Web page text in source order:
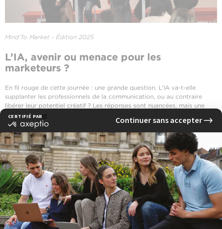
Mind'To Market - Édition 2025
L’IA, avenir ou menace pour les
marketeurs ?
En fil rouge de cette journée : une grande question. L’IA va-t-elle
supplanter les professionnels de la communication, ou au contraire
libérer leur potentiel créatif ? Les réponses sont nuancées, mais une
chose est sûre :
communicants s’y préparent dès aujourd’hui .
Les débats, nombreux et parfois même passionnés, ont montré à quel
pointl’IA dépasse la simple innovation technique. Elle soulève des
enjeux profonds liés à l’éthique, à la responsabilité, au travail et à la
place de l’humain dans un monde en mutation. Autant de réflexions qui
ont animé les conférences… mais aussi les couloirs, les pauses café et
les discussions de fin de journée.
Un immense bravo aux étudiants du MBA Spécialisés Communication et
Marketing Stratégique de l’école de communication EFAP Aix-en-
Provence, qui ont orchestré cet événement avec professionnalisme,